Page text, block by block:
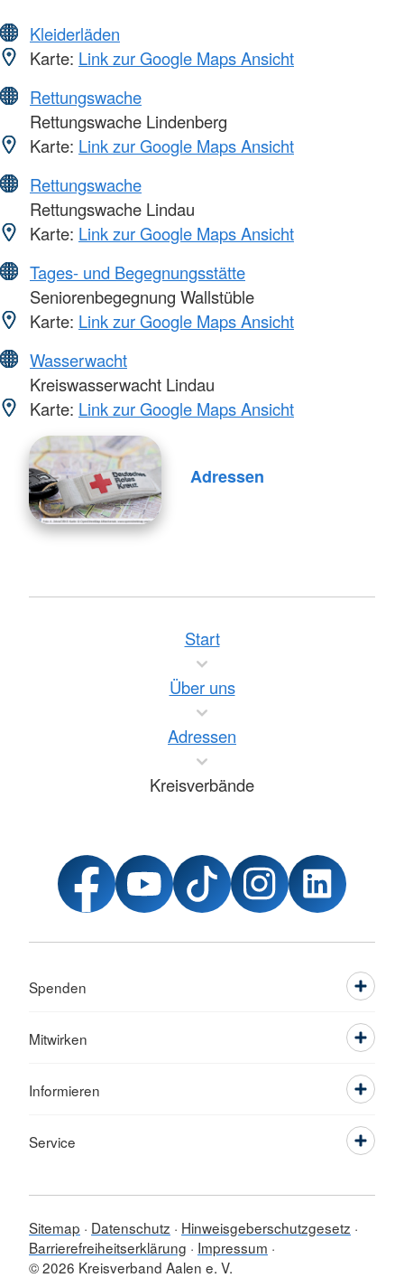
Kleiderläden
Karte: Link zur Google Maps Ansicht
Rettungswache
Rettungswache Lindenberg
Karte: Link zur Google Maps Ansicht
Rettungswache
Rettungswache Lindau
Karte: Link zur Google Maps Ansicht
Tages- und Begegnungsstätte
Seniorenbegegnung Wallstüble
Karte: Link zur Google Maps Ansicht
Wasserwacht
Kreiswasserwacht Lindau
Karte: Link zur Google Maps Ansicht
Adressen
Start
Über uns
Adressen
Kreisverbände
Spenden
Mitwirken
Informieren
Service
Sitemap Datenschutz
Hinweisgeberschutzgesetz
Barrierefreiheitserklärung
Impressum
© 2026 Kreisverband Aalen e. V.